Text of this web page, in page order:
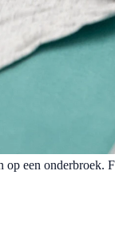
op een onderbroek.